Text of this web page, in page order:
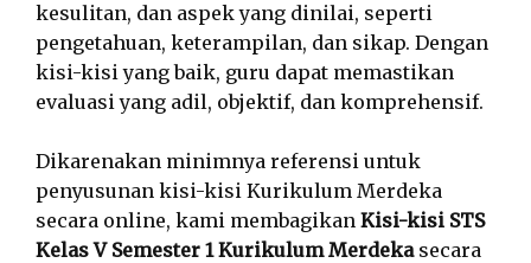
kesulitan, dan aspek yang dinilai, seperti
pengetahuan, keterampilan, dan sikap. Dengan
kisi-kisi yang baik, guru dapat memastikan
evaluasi yang adil, objektif, dan komprehensif.
Dikarenakan minimnya referensi untuk
penyusunan kisi-kisi Kurikulum Merdeka
secara online, kami membagikan Kisi-kisi STS
Kelas V Semester 1 Kurikulum Merdekasecara